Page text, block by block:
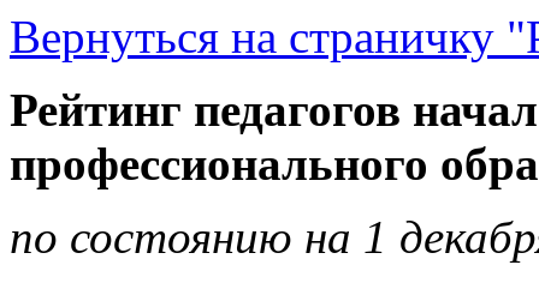
Вернуться на страничку
Рейтинг педагогов
профессионального
по состоянию на 1